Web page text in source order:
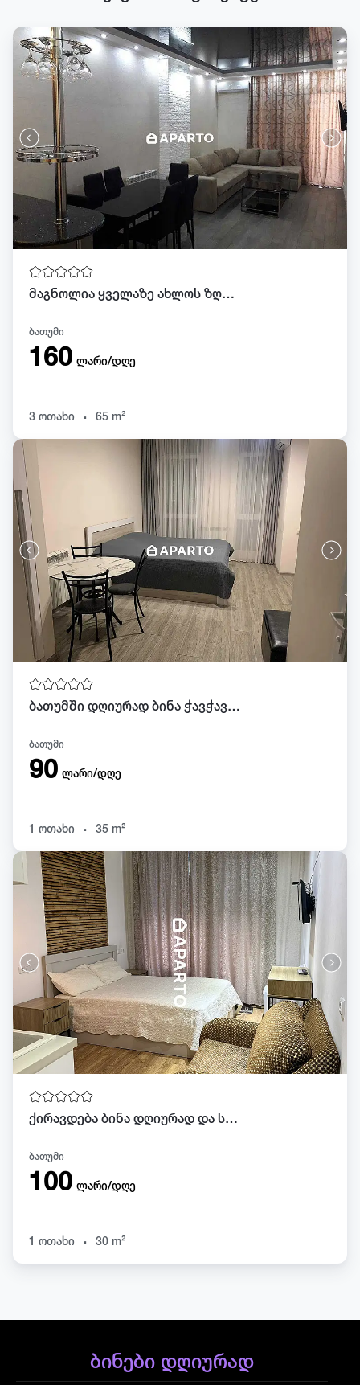
მაგნოლია ყველაზე ახლოს ზღვასთან. 3 ოთახიანი
ბათუმი
160 ლარი/დღე
3 ოთახი . 65 m²
ბათუმში დღიურად ბინა ჭავჭავაძეზე
ბათუმი
90 ლარი/დღე
1 ოთახი . 35 m²
ქირავდება ბინა დღიურად და საათობრივად ბათუმში
ბათუმი
100 ლარი/დღე
1 ოთახი . 30 m²
ბინები დღიურად